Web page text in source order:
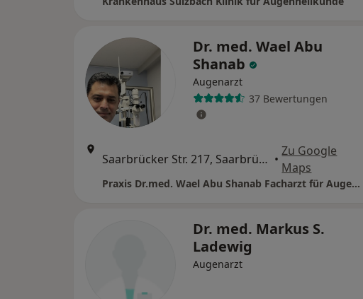
Dr. med. Wael Abu
Shanab
Augenarzt
37 Bewertungen
Saarbrücker Str. 217, Saarbrücken •
Zu Google
Maps
Praxis Dr.med. Wael Abu Shanab Facharzt für Augenheilkunde
Dr. med. Markus S.
Ladewig
Augenarzt